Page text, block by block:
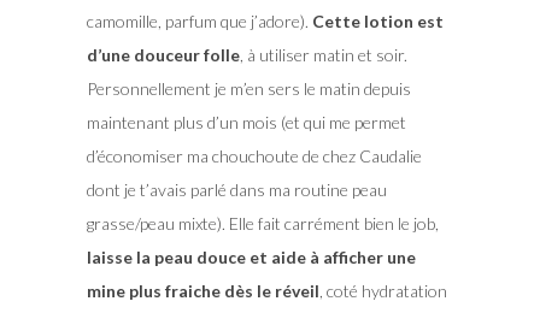
camomille, parfum que j’adore). Cette lotion est
d’une douceur folle, à utiliser matin et soir.
Personnellement je m’en sers le matin depuis
maintenant plus d’un mois (et qui me permet
d’économiser ma chouchoute de chez Caudalie
dont je t’avais parlé dans ma routine peau
grasse/peau mixte). Elle fait carrément bien le job,
laisse la peau douce et aide à afficher une
mine plus fraiche dès le réveil , coté hydratation